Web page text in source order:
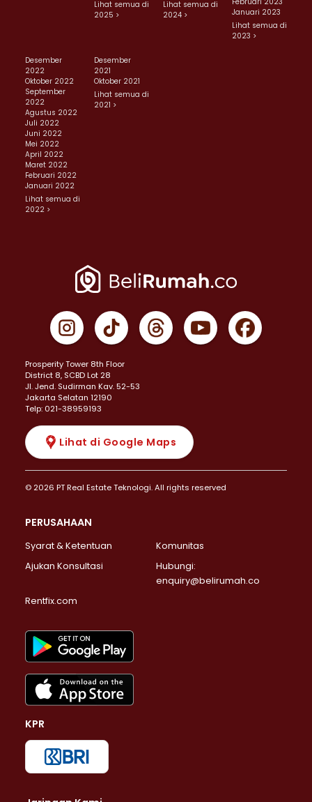
Lihat semua di
2025 >
Lihat semua di
2024 >
Januari 2023
Lihat semua di
2023 >
Desember
2022
Oktober 2022
September
2022
Agustus 2022
Juli 2022
Juni 2022
Mei 2022
April 2022
Maret 2022
Februari 2022
Januari 2022
Lihat semua di
2022 >
Desember
2021
Oktober 2021
Lihat semua di
2021 >
Prosperity Tower 8th Floor
District 8, SCBD Lot 28
JI. Jend. Sudirman Kav. 52-53
Jakarta Selatan 12190
Telp: 021-38959193
Lihat di Google Maps
© 2026 PT Real Estate Teknologi. All rights reserved
PERUSAHAAN
Syarat & Ketentuan
Komunitas
Ajukan Konsultasi
Hubungi:
enquiry@belirumah.co
Rentfix.com
KPR